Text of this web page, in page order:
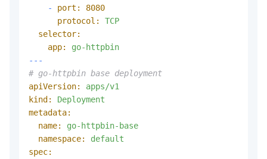
-
port:
8080
protocol:
TCP
selector:
app:
go-httpbin
---
# go-httpbin base deployment
apiVersion:
apps/v1
kind:
Deployment
metadata:
name:
go-httpbin-base
namespace:
default
spec: